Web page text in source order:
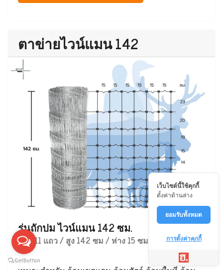
ตาข่ายไวน์แมน 142
รุ่นถักปม ไวน์แมน 142 ซม.
ลวด 11 แถว / สูง 142 ซม / ห่าง 15 ซม
เว็บไซต์นี้ใช้คุกกี้
ตั้งค่าด้านล่าง
ยอมรับทั้งหมด
การตั้งค่าคุกกี้